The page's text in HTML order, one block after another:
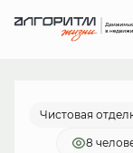
1-
от 23 869
Чистовая
8